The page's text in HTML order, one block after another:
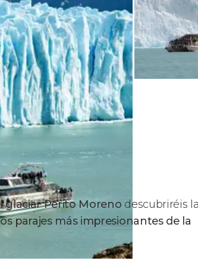
glaciar Perito Moreno descubriréis la
parajes más impresionantes de la